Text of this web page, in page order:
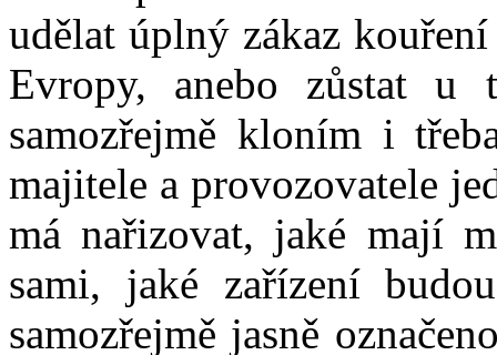
udělat úplný zákaz
Evropy, anebo zůstat u
samozřejmě kloním i
majitele a provozovatele
má nařizovat, jaké mají
sami, jaké zařízení
samozřejmě jasně